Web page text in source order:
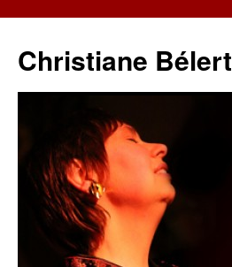
Christiane Bélert